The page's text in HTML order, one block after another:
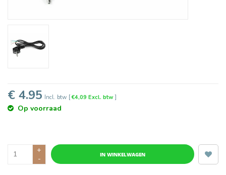
€ 4.95 Incl. btw [€4,09 Excl. btw]
Op voorraad
+
-
IN WINKELWAGEN